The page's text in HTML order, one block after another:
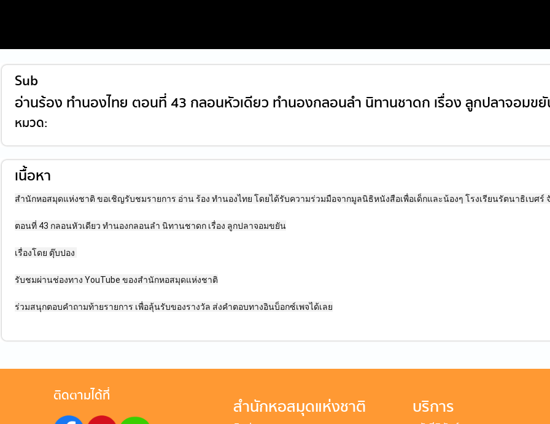
Sub
อ่านร้อง ทำนองไทย ตอนที่ 43 กลอนหัวเดียว ทำนองกลอนลำ นิทานชาดก เรื่อง ลูกปลาจอมข
หมวด:
เนื้อหา
สำนักหอสมุดแห่งชาติ ขอเชิญรับชมรายการ อ่าน ร้อง ทำนองไทย โดยได้รับความร่วมมือจากมูลนิธิหนังสือเพื่อเด็กและน้องๆ โรงเรียนรัตนาธิเบศร์
ตอนที่ 43 กลอนหัวเดียว ทำนองกลอนลำ นิทานชาดก เรื่อง ลูกปลาจอมขยัน
เรื่องโดย ตุ๊บปอง
รับชมผ่านช่องทาง YouTube ของสำนักหอสมุดแห่งชาติ
ร่วมสนุกตอบคำถามท้ายรายการ เพื่อลุ้นรับของรางวัล ส่งคำตอบทางอินบ็อกซ์เพจได้เลย
ติดตามได้ที่ สำนักหอสมุดแห่งชาติ บริการ